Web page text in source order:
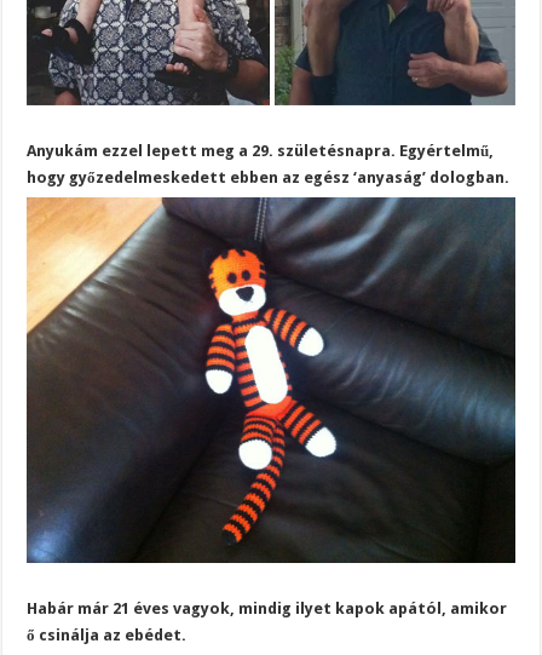
Anyukám ezzel lepett meg a 29. születésnapra. Egyértelmű,
hogy győzedelmeskedett ebben az egész ‘anyaság’ dologban.
Habár már 21 éves vagyok, mindig ilyet kapok apától, amikor
ő csinálja az ebédet.